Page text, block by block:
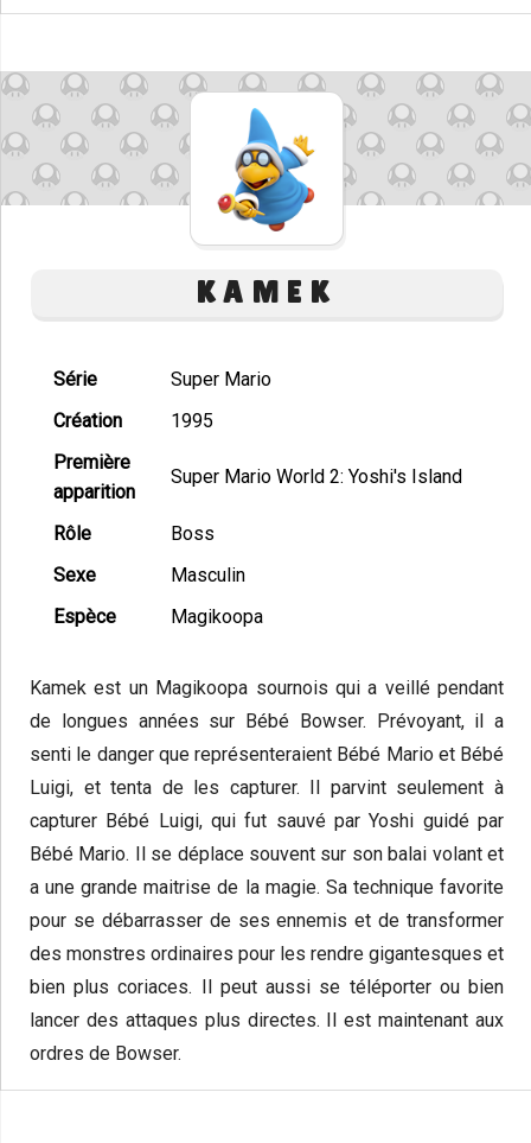
KAMEK
Série
Super Mario
Création
1995
Première
apparition
Super Mario World 2: Yoshi's Island
Rôle
Boss
Sexe
Masculin
Espèce
Magikoopa
Kamek est un Magikoopa sournois qui a veillé pendant
de longues années sur Bébé Bowser. Prévoyant, il a
senti le danger que représenteraient Bébé Mario et Bébé
Luigi, et tenta de les capturer. Il parvint seulement à
capturer Bébé Luigi, qui fut sauvé par Yoshi guidé par
Bébé Mario. Il se déplace souvent sur son balai volant et
a une grande maitrise de la magie. Sa technique favorite
pour se débarrasser de ses ennemis et de transformer
des monstres ordinaires pour les rendre gigantesques et
bien plus coriaces. Il peut aussi se téléporter ou bien
lancer des attaques plus directes. Il est maintenant aux
ordres de Bowser.